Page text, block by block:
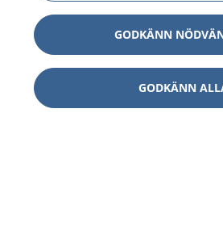
GODKÄNN
GODKÄNN